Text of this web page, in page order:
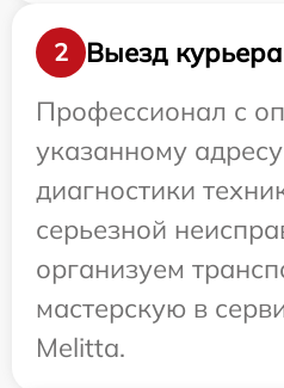
2
Выезд
Профессионал с
указанному
диагностики
серьезной
организуем
мастерскую в
Melitta.